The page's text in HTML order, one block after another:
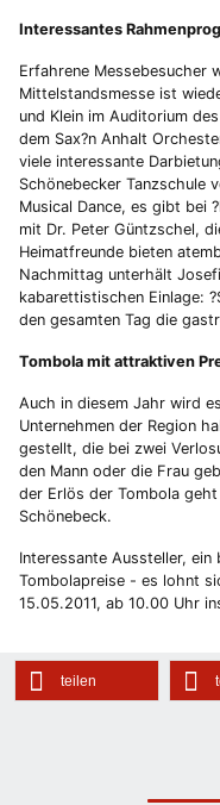
Interessantes
Erfahrene Messebesucher
Mittelstandsmesse ist
und Klein im Auditorium
dem Sax?n Anhalt
viele interessante
Schönebecker Tanzschule
Musical Dance, es gibt bei
mit Dr. Peter Güntzschel,
Heimatfreunde bieten
Nachmittag unterhält
kabarettistischen Einlage:
den gesamten Tag die
Tombola mit attraktiven
Auch in diesem Jahr wird
Unternehmen der Region
gestellt, die bei zwei
den Mann oder die Frau
der Erlös der Tombola
Schönebeck.
Interessante Aussteller,
Tombolapreise - es lohnt
15.05.2011, ab 10.00 Uhr
teilen